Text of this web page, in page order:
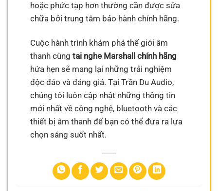
hoặc phức tạp hơn thường cần được sửa
chữa bởi trung tâm bảo hành chính hãng.
Cuộc hành trình khám phá thế giới âm
thanh cùngtai nghe Marshall chính hãng
hứa hẹn sẽ mang lại những trải nghiệm
độc đáo và đáng giá. Tại Trần Du Audio,
chúng tôi luôn cập nhật những thông tin
mới nhất về công nghệ, bluetooth và các
thiết bị âm thanh để bạn có thể đưa ra lựa
chọn sáng suốt nhất.